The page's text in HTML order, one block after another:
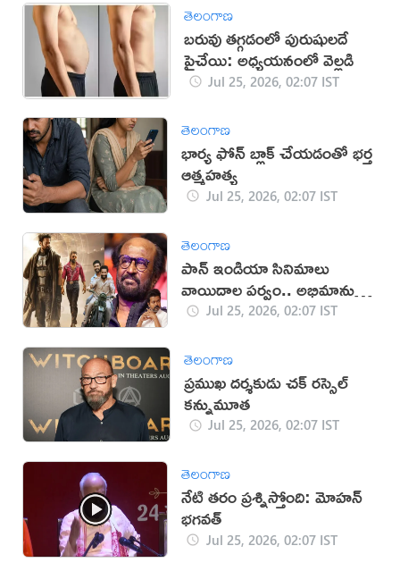
తెలంగాణ
బరువు తగ్గడంలో పురుషులదే
పైచేయి: అధ్యయనంలో వెల్లడి
Jul 25, 2026, 02:07 IST
తెలంగాణ
భార్య ఫోన్ బ్లాక్ చేయడంతో భర్త
ఆత్మహత్య
Jul 25, 2026, 02:07 IST
తెలంగాణ
పాన్ ఇండియా సినిమాలు
వాయిదాల పర్వం.. అభిమానుల్లో
ఆందోళన
Jul 25, 2026, 02:07 IST
తెలంగాణ
ప్రముఖ దర్శకుడు చక్ రస్సెల్
కన్నుమూత
Jul 25, 2026, 02:07 IST
తెలంగాణ
నేటి తరం ప్రశ్నిస్తోంది: మోహన్
భగవత్
Jul 25, 2026, 02:07 IST